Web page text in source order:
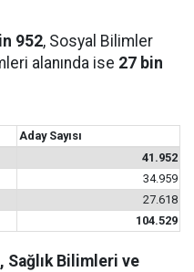
952, Sosyal Bilimler
alanında ise 27 bin
Aday Sayısı
41.952
34.959
27.618
104.529
Sağlık Bilimleri ve